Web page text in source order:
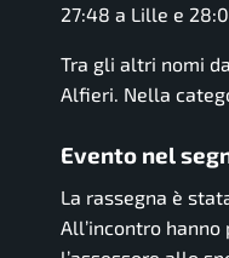
27:48 a Lille e
Tra gli altri nomi
Alfieri. Nella
Evento nel
La rassegna è
All’incontro